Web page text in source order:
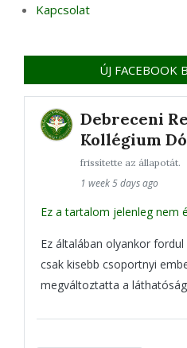
Kapcsolat
ÚJ FACEBOOK
Debreceni
Kollégium
frissítette az állapotát.
1 week 5 days ago
Ez a tartalom jelenleg nem
Ez általában olyankor
csak kisebb csoportnyi
megváltoztatta a